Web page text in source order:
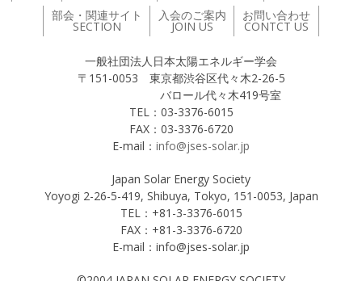
部会・関連サイト
SECTION
入会のご案内
JOIN US
お問い合わせ
CONTCT US
一般社団法人日本太陽エネルギー学会
〒151-0053 東京都渋谷区代々木2-26-5
バロール代々木419号室
TEL：03-3376-6015
FAX：03-3376-6720
E-mail： info@jses-solar.jp
Japan Solar Energy Society
Yoyogi 2-26-5-419, Shibuya, Tokyo, 151-0053, Japan
TEL：+81-3-3376-6015
FAX：+81-3-3376-6720
E-mail：info@jses-solar.jp